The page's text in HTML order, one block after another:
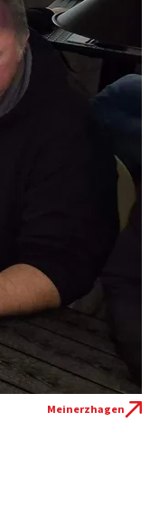
Meinerzhagen